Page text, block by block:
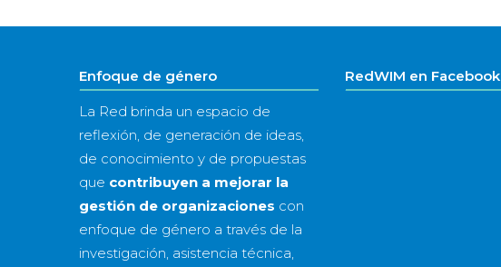
Enfoque de género
La Red brinda un espacio de
reflexión, de generación de ideas,
de conocimiento y de propuestas
que contribuyen a mejorar la
gestión de organizaciones con
enfoque de género a través de la
investigación, asistencia técnica,
RedWIM en Facebook